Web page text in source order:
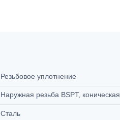
Резьбовое уплотнение
Наружная резьба BSPT, коническая
Сталь